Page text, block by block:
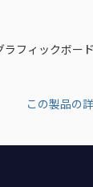
フィックボード
この製品の